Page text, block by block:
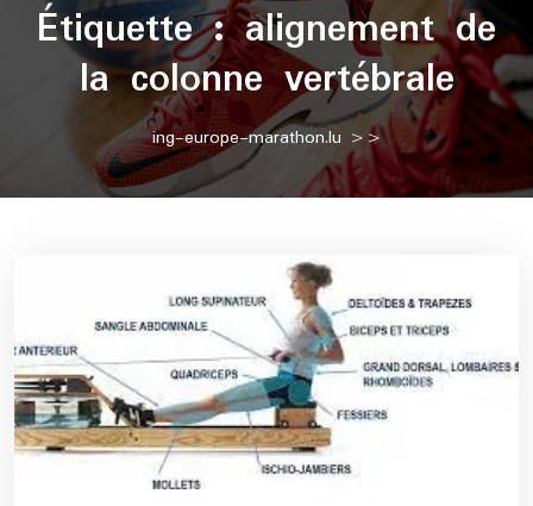
Étiquette :alignement de
la colonne vertébrale
ing-europe-marathon.lu >>